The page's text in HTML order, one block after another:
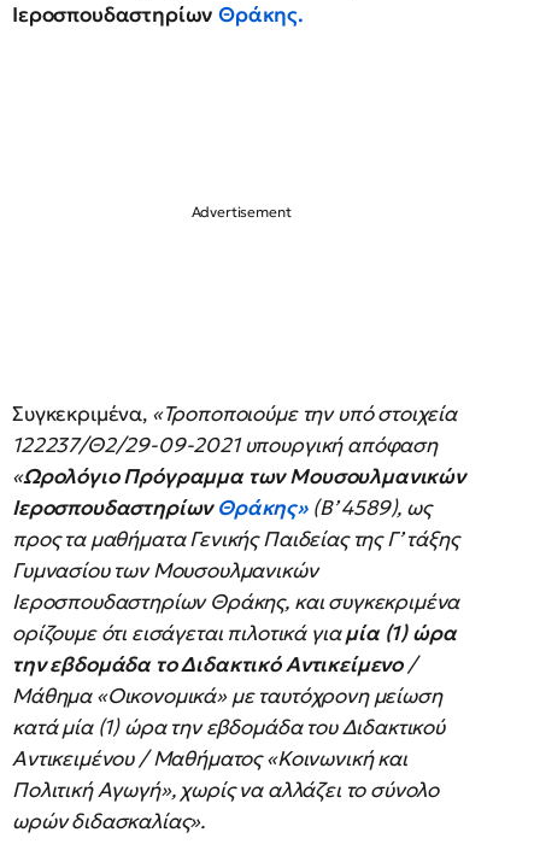
ΙεροσπουδαστηρίωνΘράκης.
Συγκεκριμένα, «Τροποποιούμε την υπό στοιχεία
122237/Θ2/29-09-2021 υπουργική απόφαση
«Ωρολόγιο Πρόγραμμα των Μουσουλμανικών
ΙεροσπουδαστηρίωνΘράκης» (Β’ 4589), ως
προς τα μαθήματα Γενικής Παιδείας της Γ’ τάξης
Γυμνασίου των Μουσουλμανικών
Ιεροσπουδαστηρίων Θράκης, και συγκεκριμένα
ορίζουμε ότι εισάγεται πιλοτικά γιαμία (1) ώρα
την εβδομάδα το Διδακτικό Αντικείμενο/
Μάθημα «Οικονομικά» με ταυτόχρονη μείωση
κατά μία (1) ώρα την εβδομάδα του Διδακτικού
Αντικειμένου / Μαθήματος «Κοινωνική και
Πολιτική Αγωγή», χωρίς να αλλάζει το σύνολο
ωρών διδασκαλίας».